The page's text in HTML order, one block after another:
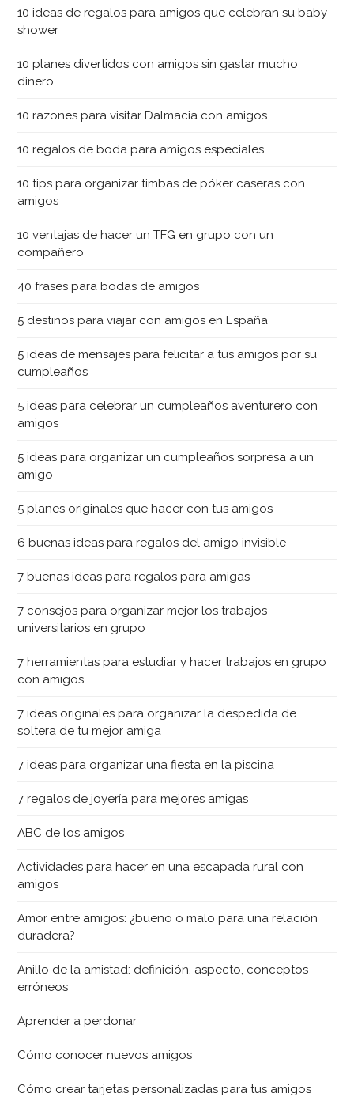
10 ideas de regalos para amigos que celebran su baby
shower
10 planes divertidos con amigos sin gastar mucho
dinero
10 razones para visitar Dalmacia con amigos
10 regalos de boda para amigos especiales
10 tips para organizar timbas de póker caseras con
amigos
10 ventajas de hacer un TFG en grupo con un
compañero
40 frases para bodas de amigos
5 destinos para viajar con amigos en España
5 ideas de mensajes para felicitar a tus amigos por su
cumpleaños
5 ideas para celebrar un cumpleaños aventurero con
amigos
5 ideas para organizar un cumpleaños sorpresa a un
amigo
5 planes originales que hacer con tus amigos
6 buenas ideas para regalos del amigo invisible
7 buenas ideas para regalos para amigas
7 consejos para organizar mejor los trabajos
universitarios en grupo
7 herramientas para estudiar y hacer trabajos en grupo
con amigos
7 ideas originales para organizar la despedida de
soltera de tu mejor amiga
7 ideas para organizar una fiesta en la piscina
7 regalos de joyería para mejores amigas
ABC de los amigos
Actividades para hacer en una escapada rural con
amigos
Amor entre amigos: ¿bueno o malo para una relación
duradera?
Anillo de la amistad: definición, aspecto, conceptos
erróneos
Aprender a perdonar
Cómo conocer nuevos amigos
Cómo crear tarjetas personalizadas para tus amigos